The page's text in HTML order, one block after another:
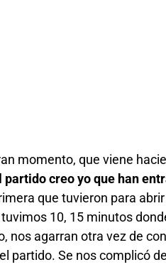
momento, que viene
creo yo que han
que tuvieron para
10, 15 minutos
nos agarran otra vez de
partido. Se nos complicó